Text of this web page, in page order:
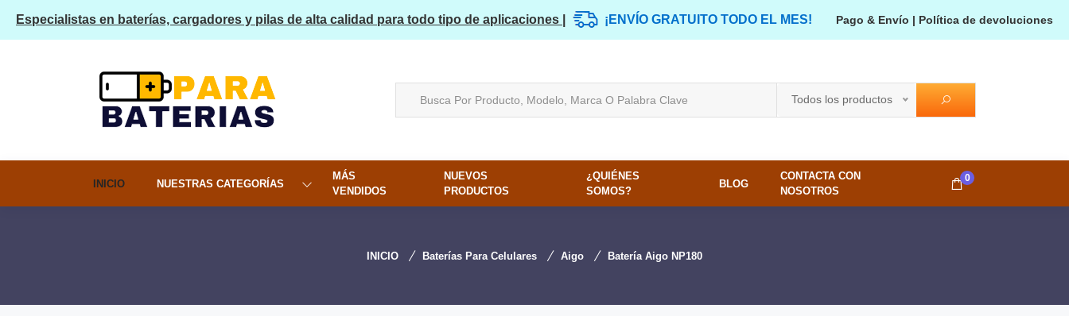
Especialistas en baterías, cargadores y pilas de alta calidad para todo tipo de aplicaciones | ¡ENVÍO GRATUITO TODO EL MES! Pago & Envío | Política de devoluciones
Todos los productos
INICIO NUESTRAS CATEGORÍAS
MÁS
VENDIDOS
NUEVOS
PRODUCTOS
¿QUIÉNES
SOMOS?
BLOG
CONTACTA CON
NOSOTROS
0
INICIO Baterías Para Celulares Aigo Batería Aigo NP180